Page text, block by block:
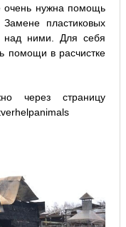
очень нужна помощь
пластиковых
над ними. Для себя
помощи в расчистке
через страницу